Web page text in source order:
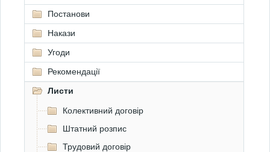
Постанови
Накази
Угоди
Рекомендації
Листи
Колективний договір
Штатний розпис
Трудовий договір